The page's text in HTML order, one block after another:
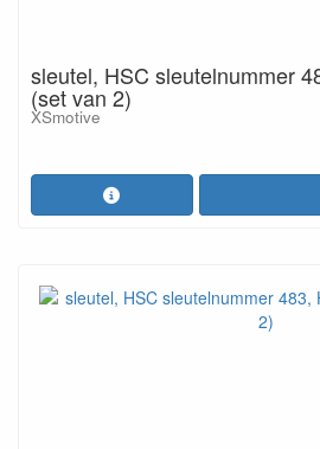
sleutel, HSC sleutelnummer
(set van 2)
XSmotive